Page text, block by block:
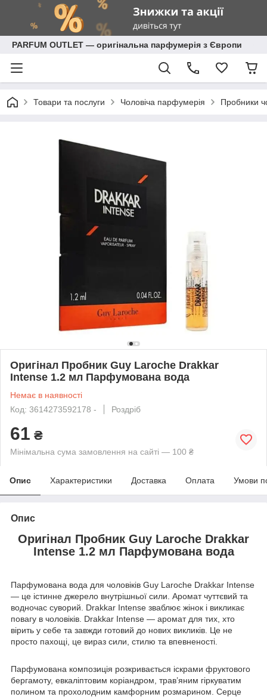
PARFUM OUTLET — оригінальна парфумерія з Європи
Товари та послуги Чоловіча парфумерія Пробники
Оригінал Пробник Guy Laroche Drakkar
Intense 1.2 мл Парфумована вода
Немає в наявності
Код: 3614273592178 -
Роздріб
61 ₴
Мінімальна сума замовлення на сайті — 100 ₴
Опис Характеристики Доставка Оплата Умови
Опис
Оригінал Пробник Guy Laroche Drakkar
Intense 1.2 мл Парфумована вода
Парфумована вода для чоловіків Guy Laroche Drakkar Intense
— це істинне джерело внутрішньої сили. Аромат чуттєвий та
водночас суворий. Drakkar Intense зваблює жінок і викликає
повагу в чоловіків. Drakkar Intense — аромат для тих, хто
вірить у себе та завжди готовий до нових викликів. Це не
просто пахощі, це вираз сили, стилю та впевненості.
Парфумована композиція розкривається іскрами фруктового
бергамоту, евкаліптовим коріандром, трав’яним гіркуватим
полином та прохолодним камфорним розмарином. Серце